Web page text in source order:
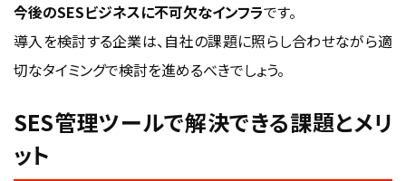
今後のSESビジネスに不可欠なインフラです。
導入を検討する企業は、自社の課題に照らし合わせながら適
切なタイミングで検討を進めるべきでしょう。
SES管理ツールで解決できる課題とメリ
ット